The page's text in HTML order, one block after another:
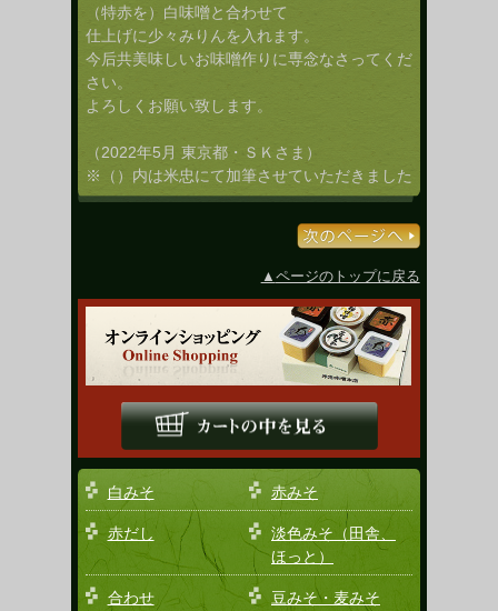
（特赤を）白味噌と合わせて
仕上げに少々みりんを入れます。
今后共美味しいお味噌作りに専念なさってくだ
さい。
よろしくお願い致します。
（2022年5月 東京都・ＳＫさま）
※（）内は米忠にて加筆させていただきました
ページのトップに戻る
白みそ 赤みそ
赤だし
淡色みそ（田舎、
ほっと）
合わせ 豆みそ・麦みそ